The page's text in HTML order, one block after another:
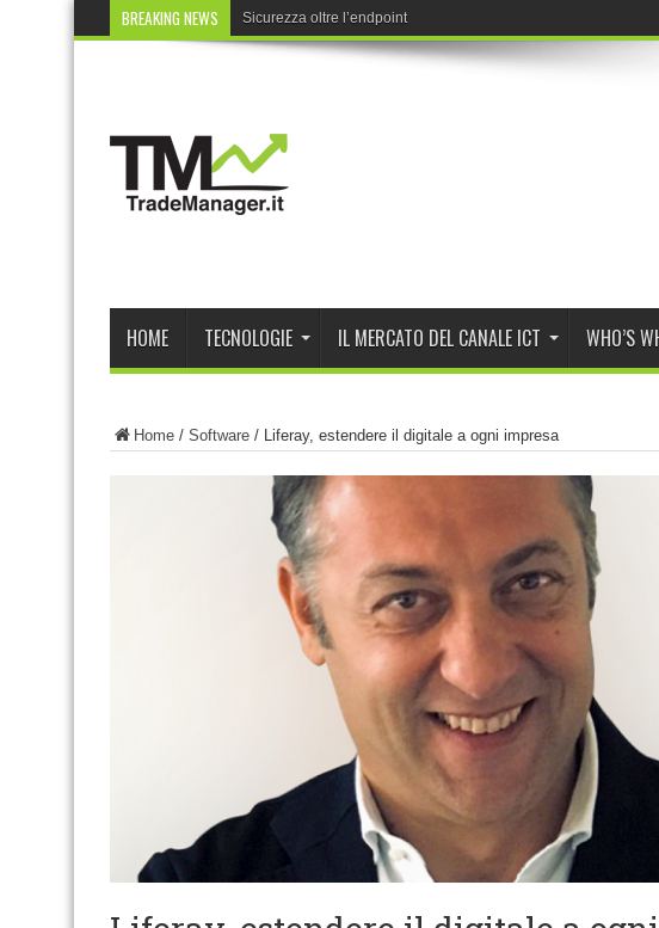
BREAKING NEWS Sicurezza oltre l’endpoint
HOME TECNOLOGIE IL MERCATO DEL CANALE ICT WHO’S
Home / Software / Liferay, estendere il digitale a ogni impresa